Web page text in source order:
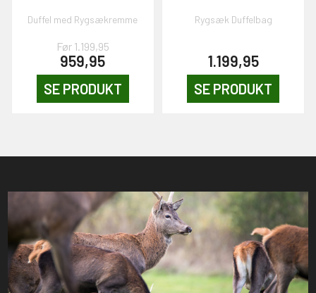
Duffel med Rygsækremme
Før 1.199,95
959,95
SE PRODUKT
Rygsæk Duffelbag
1.199,95
SE PRODUKT